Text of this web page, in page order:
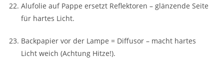
Alufolie auf Pappe ersetzt Reflektoren – glänzende Seite
für hartes Licht.
Backpapier vor der Lampe = Diffusor – macht hartes
Licht weich (Achtung Hitze!).